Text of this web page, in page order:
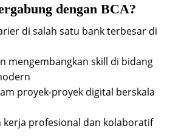
dengan BCA?
di salah satu bank terbesar di
mengembangkan skill di bidang
proyek-proyek digital berskala
kerja profesional dan kolaboratif